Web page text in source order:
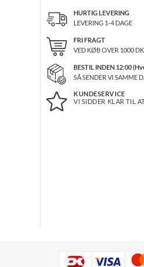
HURTIG LEVERING
LEVERING 1-4 DAGE
FRI FRAGT
VED KØB OVER 1000
BESTIL INDEN 12:00
SÅ SENDER VI SAMME
KUNDESERVICE
VI SIDDER KLAR TIL